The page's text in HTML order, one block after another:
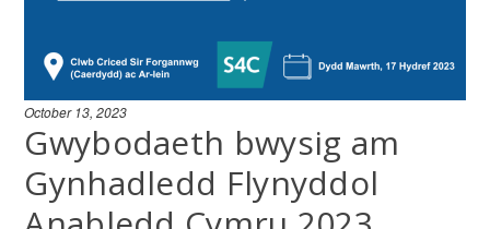
October 13, 2023
Gwybodaeth bwysig am
Gynhadledd Flynyddol